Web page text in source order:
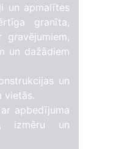
un apmalītes
granīta,
un dažādiem
un
vietās.
apbedījuma
izmēru un